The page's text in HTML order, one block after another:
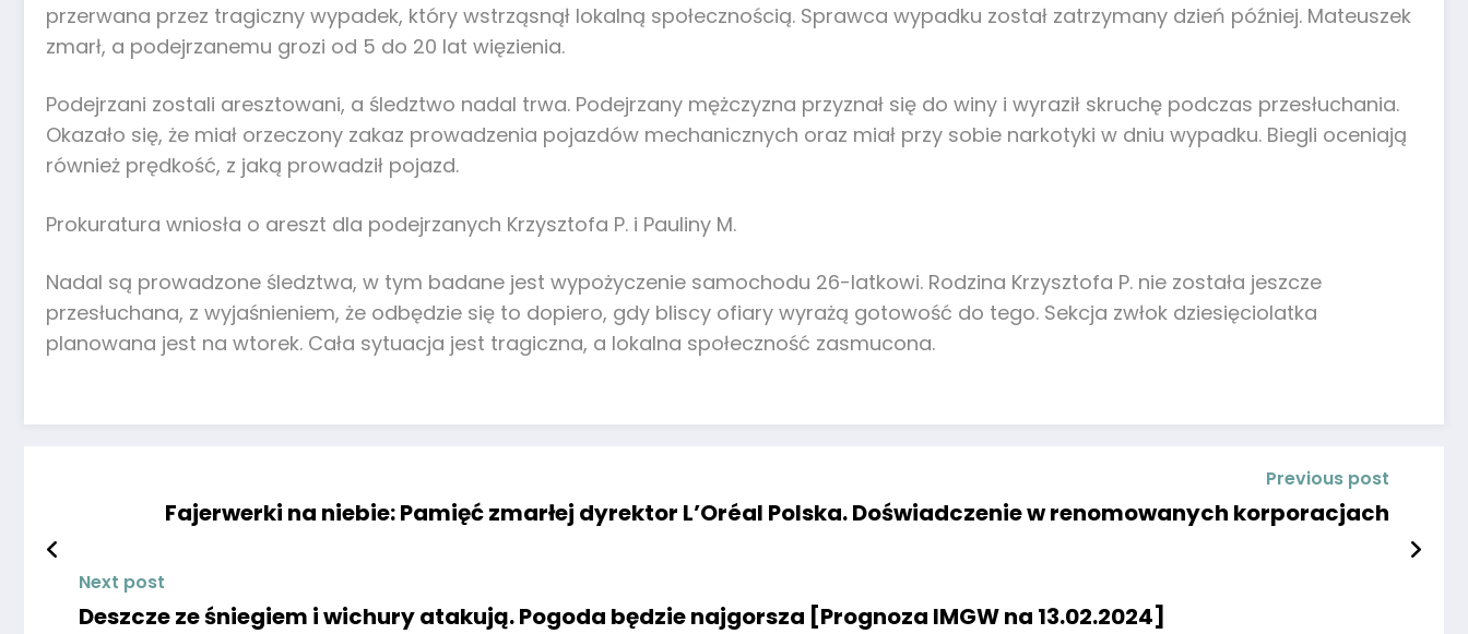
przerwana przez tragiczny wypadek, który wstrząsnął lokalną społecznością. Sprawca wypadku został zatrzymany dzień później. Mateuszek
zmarł, a podejrzanemu grozi od 5 do 20 lat więzienia.
Podejrzani zostali aresztowani, a śledztwo nadal trwa. Podejrzany mężczyzna przyznał się do winy i wyraził skruchę podczas przesłuchania.
Okazało się, że miał orzeczony zakaz prowadzenia pojazdów mechanicznych oraz miał przy sobie narkotyki w dniu wypadku. Biegli oceniają
również prędkość, z jaką prowadził pojazd.
Prokuratura wniosła o areszt dla podejrzanych Krzysztofa P. i Pauliny M.
Nadal są prowadzone śledztwa, w tym badane jest wypożyczenie samochodu 26-latkowi. Rodzina Krzysztofa P. nie została jeszcze
przesłuchana, z wyjaśnieniem, że odbędzie się to dopiero, gdy bliscy ofiary wyrażą gotowość do tego. Sekcja zwłok dziesięciolatka
planowana jest na wtorek. Cała sytuacja jest tragiczna, a lokalna społeczność zasmucona.
Previous post
Fajerwerki na niebie: Pamięć zmarłej dyrektor L’Oréal Polska. Doświadczenie w renomowanych korporacjach
Next post
Deszcze ze śniegiem i wichury atakują. Pogoda będzie najgorsza [Prognoza IMGW na 13.02.2024]